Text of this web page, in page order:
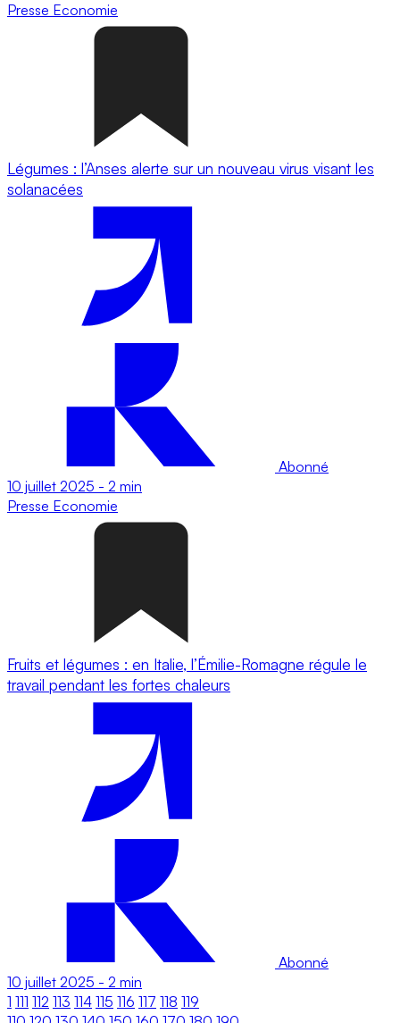
Presse Economie
Légumes : l’Anses alerte sur un nouveau virus visant les
solanacées
Abonné
10 juillet 2025 - 2 min
Presse Economie
Fruits et légumes : en Italie, l’Émilie-Romagne régule le
travail pendant les fortes chaleurs
Abonné
10 juillet 2025 - 2 min
1 111 112 113 114 115 116 117 118 119